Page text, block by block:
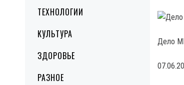
ТЕХНОЛОГИИ
КУЛЬТУРА
ЗДОРОВЬЕ
РАЗНОЕ
Дело